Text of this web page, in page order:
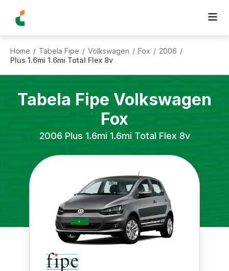
Home / Tabela Fipe / Volkswagen / Fox / 2006 /
Plus 1.6mi 1.6mi Total Flex 8v
Tabela Fipe Volkswagen
Fox
2006 Plus 1.6mi 1.6mi Total Flex 8v